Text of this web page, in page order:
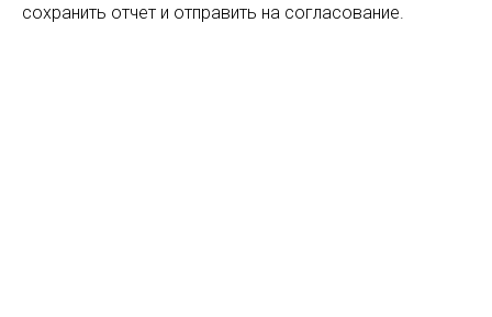
сохранить отчет и отправить на согласование.